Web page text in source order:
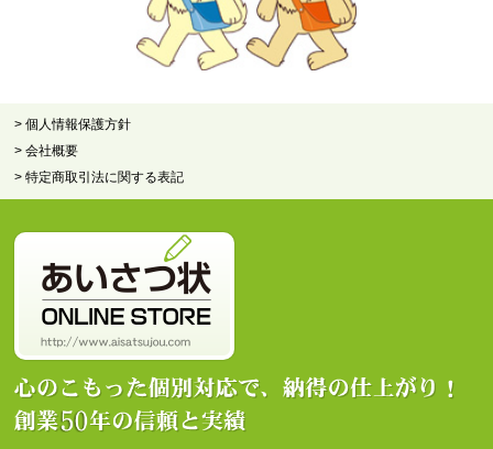
> 個人情報保護方針
> 会社概要
> 特定商取引法に関する表記